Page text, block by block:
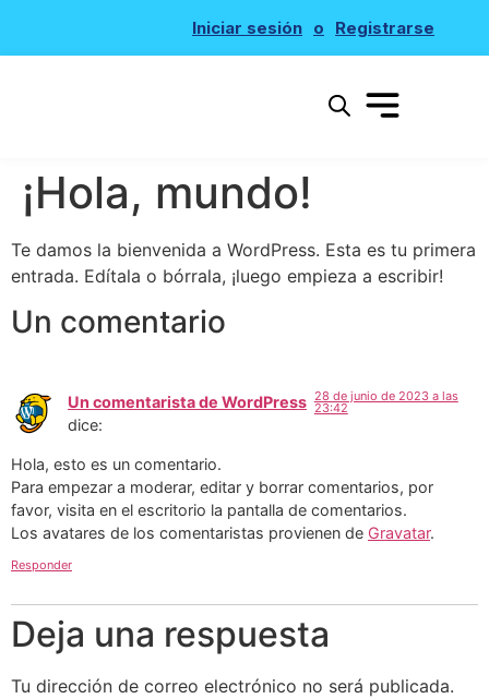
Iniciar sesión o Registrarse
¡Hola, mundo!
Te damos la bienvenida a WordPress. Esta es tu primera
entrada. Edítala o bórrala, ¡luego empieza a escribir!
Un comentario
Un comentarista de WordPress
dice:
28 de junio de 2023 a las
23:42
Hola, esto es un comentario.
Para empezar a moderar, editar y borrar comentarios, por
favor, visita en el escritorio la pantalla de comentarios.
Los avatares de los comentaristas provienen de Gravatar.
Responder
Deja una respuesta
Tu dirección de correo electrónico no será publicada.
Búsqueda de noticias